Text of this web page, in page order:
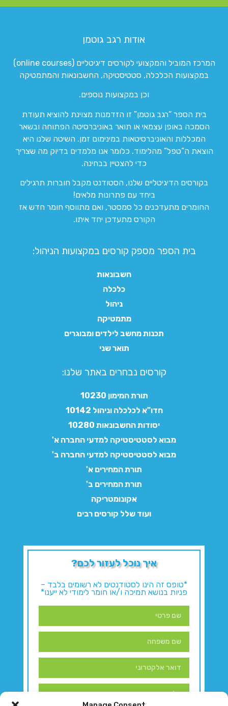
אודות רגב גוטמן
המרכז המוביל והמקצועי לקורסים דיגיטליים (online courses)
במקצועות הכלכלה, סטטיסטיקה, החשבונאות והמתמטיקה
וכן במקצועות נוספים.
בית הספר “רגב גוטמן” זו הזדמנות מצוינת להוציא תעודת
הסמכה באופן עצמאי או תואר באוניברסיטה הפתוחה ובשאר
המכללות והאוניברסיטאות במינימום זמן. השיטה שלנו היא
הוצאת ה”טפל” מהלימוד. כלומר אנו מלמדים בדיוק מה שצריך
כדי להצטיין בבחינה.
בקורסים הדיגיטליים שלנו, הסטודנט מקבל חוברות תרגילים
ביחד עם פתרונות מלאים!
החומרים מתעדכנים כל סמסטר, ואם מתווסף חומר חדש אז
הקורס מתעדכן יחד איתו.
בית הספר מספק קורסים במקצועות הניהול:
חשבונאות
כלכלה
ניהול
מתמטיקה
תכנות מחשב לילדים ומבוגרים
תואר שני
קורסים נבחרים באתר שלנו:​
תורת המימון 10230
חדו"א לכלכלה וניהול 10142
יסודות החשבונאות 10280
מבוא לסטטיסטיקה למדעי החברה א'
מבוא לסטטיסטיקה למדעי החברה ב'
תורת המחירים א'
תורת המחירים ב'
אקונומטריקה
ועוד שלל קורסים רבים
איך נוכל לעזור לכם?
*טופס זה הינו לסטודנטים לא רשומים בלבד –
פניות בנושא תמיכה ו/או חומר לימודי לא ייענו*